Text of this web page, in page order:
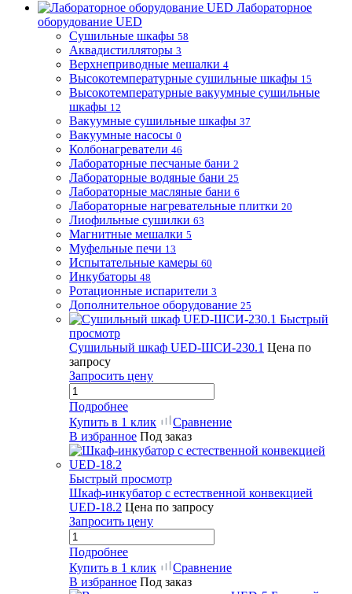
Лабораторное
оборудование UED
Сушильные шкафы 58
Аквадистилляторы 3
Верхнеприводные мешалки 4
Высокотемпературные сушильные шкафы 15
Высокотемпературные вакуумные сушильные
шкафы 12
Вакуумные сушильные шкафы 37
Вакуумные насосы 0
Колбонагреватели 46
Лабораторные песчаные бани 2
Лабораторные водяные бани 25
Лабораторные масляные бани 6
Лабораторные нагревательные плитки 20
Лиофильные сушилки 63
Магнитные мешалки 5
Муфельные печи 13
Испытательные камеры 60
Инкубаторы 48
Ротационные испарители 3
Дополнительное оборудование 25
Быстрый
просмотр
Сушильный шкаф UED-ШСИ-230.1 Цена по
запросу
Запросить цену
Подробнее
Купить в 1 клик
Сравнение
В избранное Под заказ
Быстрый просмотр
Шкаф-инкубатор с естественной конвекцией
UED-18.2 Цена по запросу
Запросить цену
Подробнее
Купить в 1 клик
Сравнение
В избранное Под заказ